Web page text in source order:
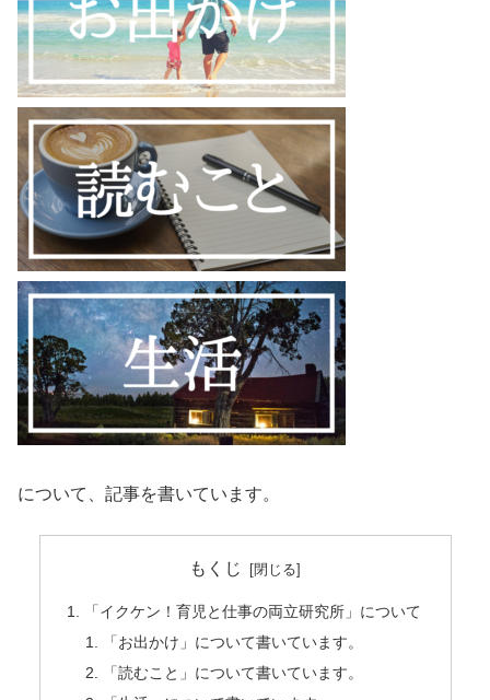
について、記事を書いています。
もくじ
「イクケン！育児と仕事の両立研究所」について
「お出かけ」について書いています。
「読むこと」について書いています。